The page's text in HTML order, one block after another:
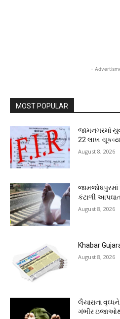
-
MOST POPULAR
જામનગરમાં
22 લાખ
August 8, 2026
જામજોધપુરમાં
કંટાળી આપઘાત
August 8, 2026
Khabar
August 8, 2026
લૈયારાના
ગંભીર